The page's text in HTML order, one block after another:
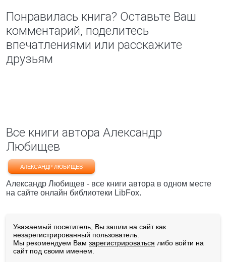
Понравилась книга? Оставьте Ваш
комментарий, поделитесь
впечатлениями или расскажите
друзьям
Все книги автора Александр
Любищев
АЛЕКСАНДР ЛЮБИЩЕВ
Александр Любищев - все книги автора в одном месте
на сайте онлайн библиотеки LibFox.
Уважаемый посетитель, Вы зашли на сайт как
незарегистрированный пользователь.
Мы рекомендуем Вам зарегистрироваться либо войти на
сайт под своим именем.